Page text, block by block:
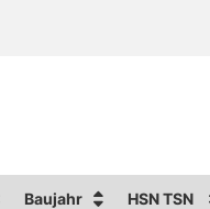
Baujahr HSN TSN